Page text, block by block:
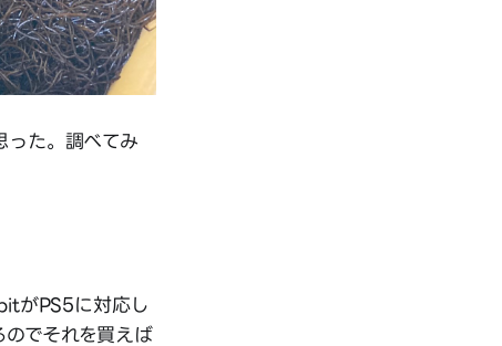
った。調べてみ
がPS5に対応し
でそれを買えば